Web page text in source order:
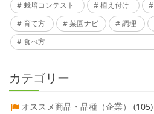
栽培コンテスト
植え付け
育て方
菜園ナビ 調理
食べ方
カテゴリー
オススメ商品・品種（企業）
(105)